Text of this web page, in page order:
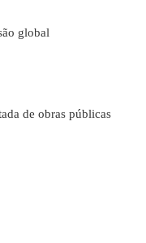
global
de obras públicas